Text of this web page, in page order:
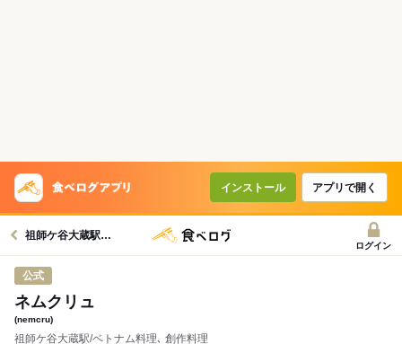
インストール アプリで開く
祖師ケ谷大蔵駅グルメへ
ログイン
公式
ネムクリュ
(nemcru)
祖師ケ谷大蔵駅/ベトナム料理､ 創作料理